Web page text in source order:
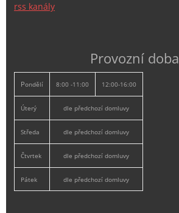
rss kanály
Provozní doba
Pondělí 8:00 -11:00 12:00-16:00
Úterý dle předchozí domluvy
Středa dle předchozí domluvy
Čtvrtek dle předchozí domluvy
Pátek dle předchozí domluvy